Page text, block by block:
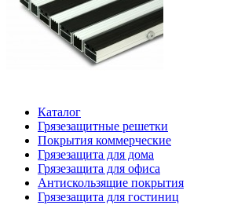
Каталог
Грязезащитные решетки
Покрытия коммерческие
Грязезащита для дома
Грязезащита для офиса
Антискользящие покрытия
Грязезащита для гостиниц